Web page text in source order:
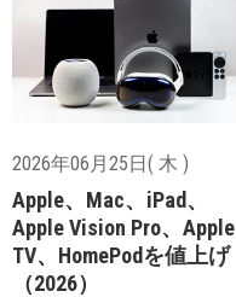
2026年06月25日( 木 )
Apple、Mac、iPad、
Apple Vision Pro、Apple
TV、HomePodを値上げ
（2026）